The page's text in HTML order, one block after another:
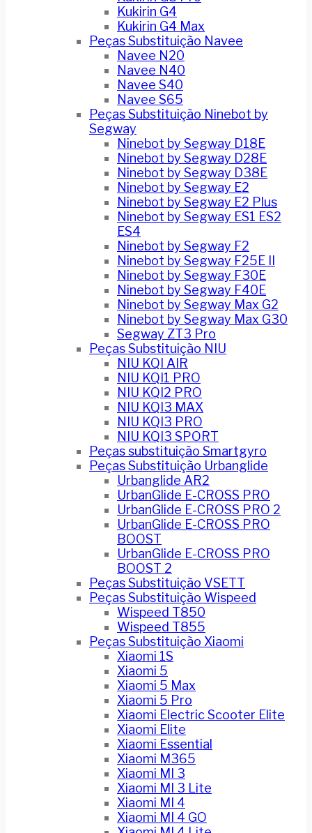
Kukirin G4
Kukirin G4 Max
Peças Substituição Navee
Navee N20
Navee N40
Navee S40
Navee S65
Peças Substituição Ninebot by
Segway
Ninebot by Segway D18E
Ninebot by Segway D28E
Ninebot by Segway D38E
Ninebot by Segway E2
Ninebot by Segway E2 Plus
Ninebot by Segway ES1 ES2
ES4
Ninebot by Segway F2
Ninebot by Segway F25E II
Ninebot by Segway F30E
Ninebot by Segway F40E
Ninebot by Segway Max G2
Ninebot by Segway Max G30
Segway ZT3 Pro
Peças Substituição NIU
NIU KQI AIR
NIU KQI1 PRO
NIU KQI2 PRO
NIU KQI3 MAX
NIU KQI3 PRO
NIU KQI3 SPORT
Peças substituição Smartgyro
Peças Substituição Urbanglide
Urbanglide AR2
UrbanGlide E-CROSS PRO
UrbanGlide E-CROSS PRO 2
UrbanGlide E-CROSS PRO
BOOST
UrbanGlide E-CROSS PRO
BOOST 2
Peças Substituição VSETT
Peças Substituição Wispeed
Wispeed T850
Wispeed T855
Peças Substituição Xiaomi
Xiaomi 1S
Xiaomi 5
Xiaomi 5 Max
Xiaomi 5 Pro
Xiaomi Electric Scooter Elite
Xiaomi Elite
Xiaomi Essential
Xiaomi M365
Xiaomi MI 3
Xiaomi MI 3 Lite
Xiaomi MI 4
Xiaomi MI 4 GO